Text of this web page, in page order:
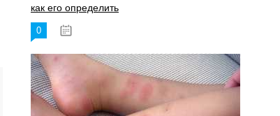
как его определить
0